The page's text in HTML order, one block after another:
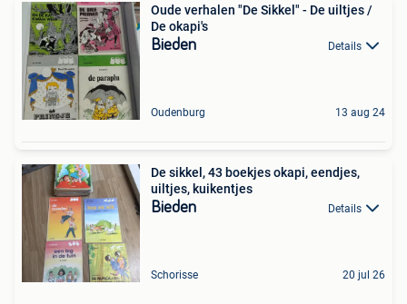
Oude verhalen "De Sikkel" - De uiltjes /
De okapi's
Bieden Details
Oudenburg 13 aug 24
De sikkel, 43 boekjes okapi, eendjes,
uiltjes, kuikentjes
Bieden Details
Schorisse 20 jul 26